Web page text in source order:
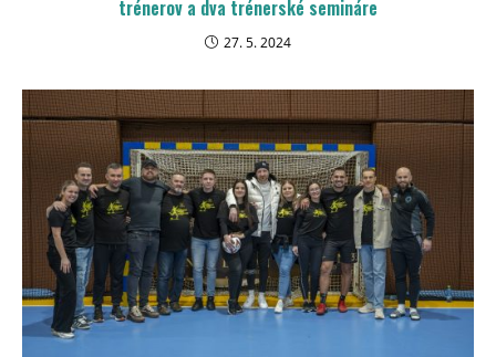
trénerov a dva trénerské semináre
27. 5. 2024